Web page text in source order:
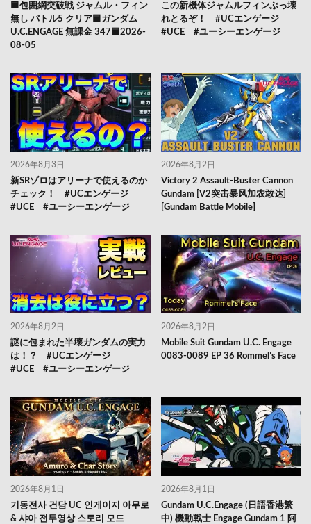
🟦包囲網突破戦 ジャムル・フィン
無し バトル5 クリア🟦ガンダム
U.C.ENGAGE 無課金 347🟦2026-
08-05
この新機体ジャムルフィンぶっ壊
れとるぞ！ #UCエンゲージ
#UCE #ユーシーエンゲージ
2026年8月3日
新SRゾロはアリーナで使えるのか
チェック！ #UCエンゲージ
#UCE #ユーシーエンゲージ
2026年8月2日
Victory 2 Assault-Buster Cannon
Gundam [V2突击暴风加农敢达]
[Gundam Battle Mobile]
2026年8月2日
謎に包まれた半壊ガンダムの実力
は！？ #UCエンゲージ
#UCE #ユーシーエンゲージ
2026年8月2日
Mobile Suit Gundam U.C. Engage
0083-0089 EP 36 Rommel’s Face
2026年8月1日
기동전사 건담 UC 인게이지 아무로
& 샤아 전투영상 스토리 모드
2026年8月1日
Gundam U.C.Engage (日語香港繁
中) 機動戰士 Engage Gundam 1 阿